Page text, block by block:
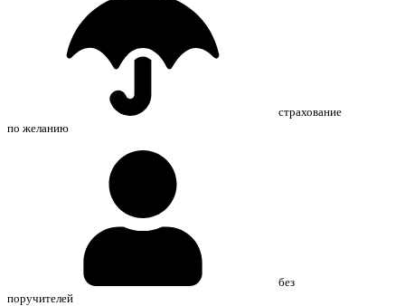
страхование
по желанию
без
поручителей